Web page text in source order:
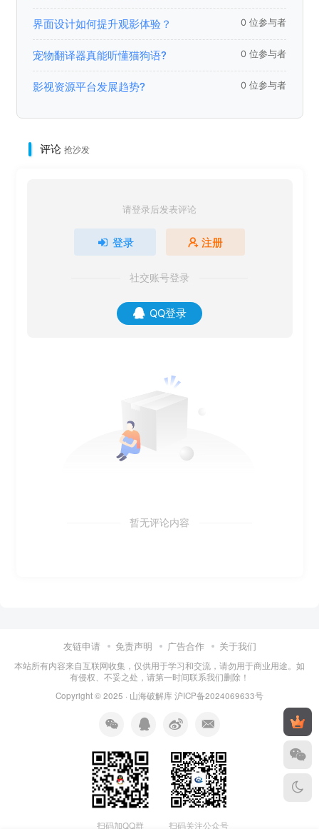
界面设计如何提升观影体验？ 0 位参与者
宠物翻译器真能听懂猫狗语? 0 位参与者
影视资源平台发展趋势? 0 位参与者
评论 抢沙发
请登录后发表评论
登录 注册
社交账号登录
QQ登录
暂无评论内容
友链申请 免责声明 广告合作 关于我们
本站所有内容来自互联网收集，仅供用于学习和交流，请勿用于商业用途。如
有侵权、不妥之处，请第一时间联系我们删除！
Copyright © 2025 · 山海破解库沪ICP备2024069633号
扫码加QQ群 扫码关注公众号